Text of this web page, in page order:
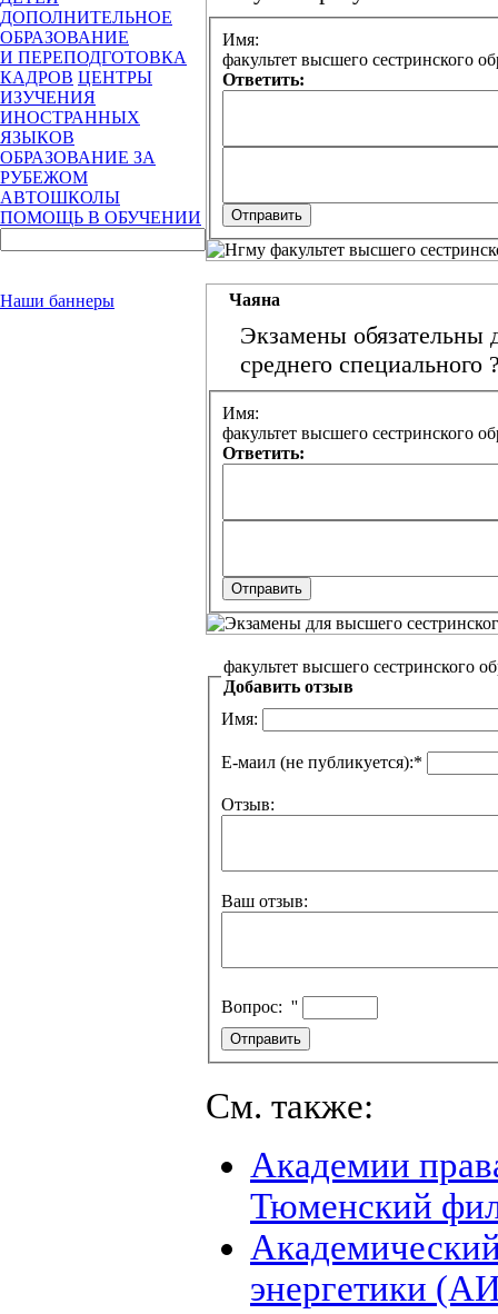
ДОПОЛНИТЕЛЬНОЕ
ОБРАЗОВАНИЕ
И ПЕРЕПОДГОТОВКА
КАДРОВ ЦЕНТРЫ
ИЗУЧЕНИЯ
ИНОСТРАННЫХ
ЯЗЫКОВ
ОБРАЗОВАНИЕ ЗА
РУБЕЖОМ
АВТОШКОЛЫ
ПОМОЩЬ В ОБУЧЕНИИ
Наши баннеры
Имя:
факультет высшего сестринского
Ответить:
Чаяна
Экзамены обязательны
среднего специального
Имя:
факультет высшего сестринского
Ответить:
факультет высшего сестринского
Добавить отзыв
Имя:
Е-маил (не публикуется):*
Отзыв:
Ваш отзыв:
Вопрос: ''
См. также:
Академии
Тюменский
энергетики